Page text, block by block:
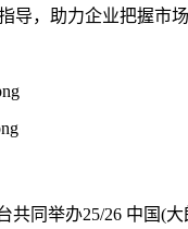
，助力企业把握市场
举办25/26 中国(